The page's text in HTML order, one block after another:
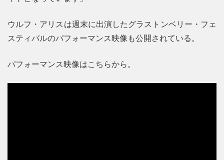
ウルフ・アリスは週末に出演したグラストンベリー・フェ
スティバルのパフォーマンス映像も公開されている。
パフォーマンス映像はこちらから。